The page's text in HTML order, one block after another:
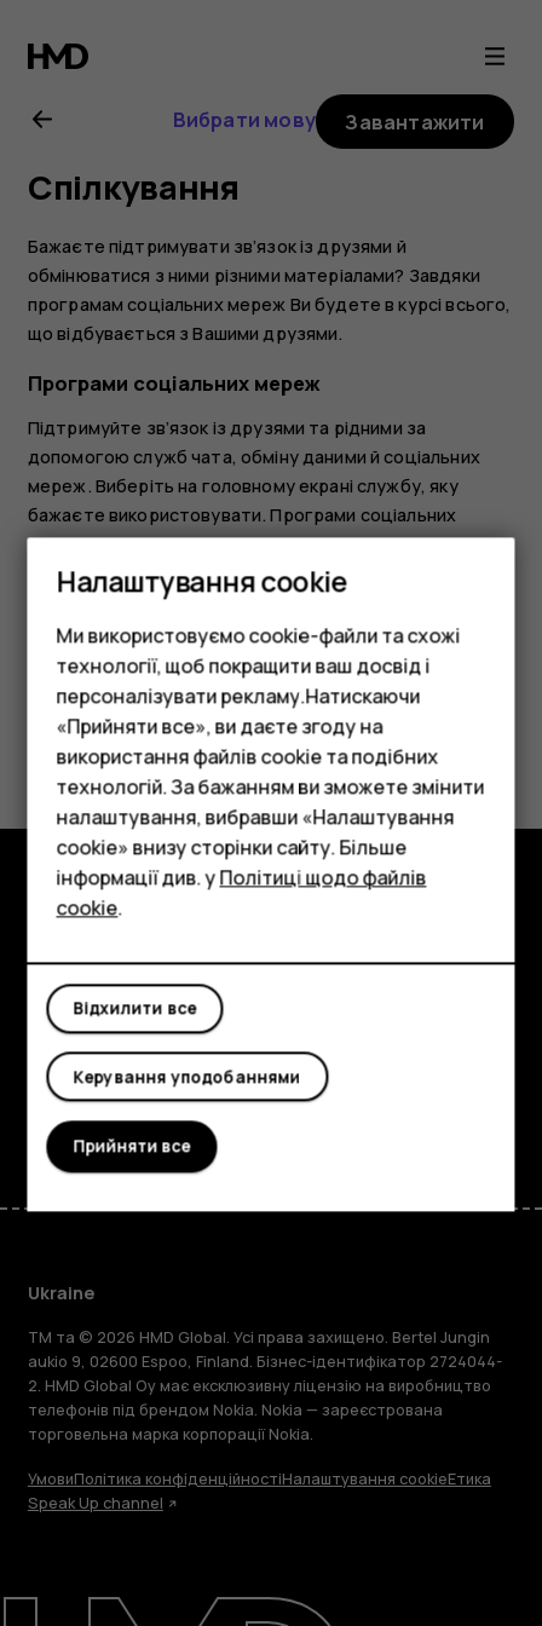
Посібник
користувача
Nokia
2.1
Смартфони
Фічерфони
Аксесуари
Планшети
Вибрати мову Завантажити
Спілкування
Бажаєте підтримувати зв’язок із друзями й
обмінюватися з ними різними матеріалами? Завдяки
програмам соціальних мереж Ви будете в курсі всього,
що відбувається з Вашими друзями.
Програми соціальних мереж
Підтримуйте зв’язок із друзями та рідними за
допомогою служб чата, обміну даними й соціальних
мереж. Виберіть на головному екрані службу, яку
бажаєте використовувати. Програми соціальних
мереж доступні вМагазині Google Play. Доступні
служби можуть різнитися.
Це було для вас корисним?
Огляд
Детальніше
Planet and people
Підтримка
FacebookInstagram
Tiktok
Ukraine
TM та © 2026 HMD Global. Усі права захищено. Bertel Jungin
aukio 9, 02600 Espoo, Finland. Бізнес-ідентифікатор 2724044-
2. HMD Global Oy має ексклюзивну ліцензію на виробництво
телефонів під брендом Nokia. Nokia — зареєстрована
торговельна марка корпорації Nokia.
УмовиПолітика конфіденційностіНалаштування cookieЕтика
Speak Up channel
Налаштування cookie
Ми використовуємо cookie-файли та схожі
технології, щоб покращити ваш досвід і
персоналізувати рекламу.Натискаючи
«Прийняти все», ви даєте згоду на
використання файлів cookie та подібних
технологій. За бажанням ви зможете змінити
налаштування, вибравши «Налаштування
cookie» внизу сторінки сайту. Більше
інформації див. уПолітиці щодо файлів
cookie.
Відхилити все
Керування уподобаннями
Прийняти все